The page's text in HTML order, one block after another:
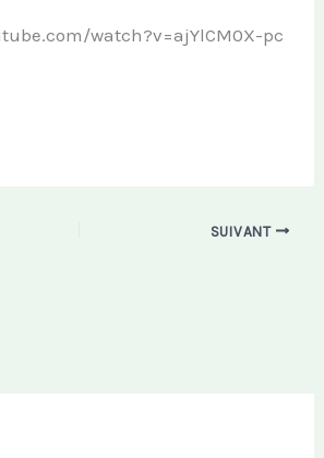
watch?v=ajYlCM0X-pc
SUIVANT